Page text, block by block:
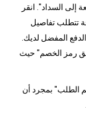
إلى السداد". انقر
تتطلب تفاصيل
المفضل لديك.
رمز الخصم" حيث
الطلب" بمجرد أن